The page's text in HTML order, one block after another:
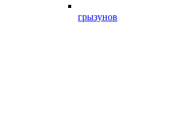
грызунов